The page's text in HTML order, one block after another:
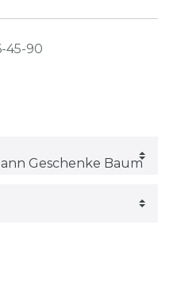
45-90